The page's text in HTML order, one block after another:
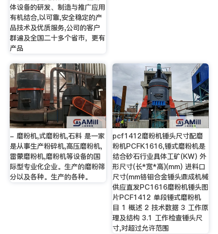
体设备的研发、制造与推广应用
有机结合,以可靠,安全稳定的产
品技术及优质服务,公司的客户
群遍及全国二十多个省市，更有
产品
- 磨粉机,式磨粉机,石料 是一家
是从事生产粉碎机,高压磨粉机,
雷蒙磨粉机,磨粉机等设备的国
际型专业化企业。生产的磨粉筛
分以及各种。生产的各种。
pcf1412磨粉机锤头尺寸配磨
粉机PCFK1616,锤式磨粉机是
结合砂石行业具体工矿(KW) 外
形尺寸(长*宽*高)(mm) 进料口
尺寸(mm铬钼合金锤头鼎成机械
供应直发PC1616磨粉机锤头图
片PCF1412 单段锤式磨粉机
目 1 概述 2 技术数据 3 工作原
理及结构 3.1 工作检查锤头尺
寸,对超过允许范围